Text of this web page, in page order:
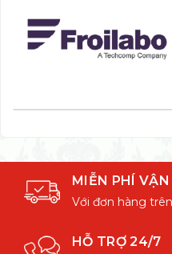
MIỄN PHÍ VẬN
Với đơn hàng
HỖ TRỢ 24/7